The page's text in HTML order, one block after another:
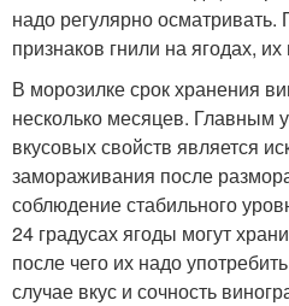
надо регулярно
признаков гнили на ягодах,
В морозилке срок хранения
несколько месяцев. Главным
вкусовых свойств является
замораживания после
соблюдение стабильного
24 градусах ягоды могут
после чего их надо
случае вкус и сочность